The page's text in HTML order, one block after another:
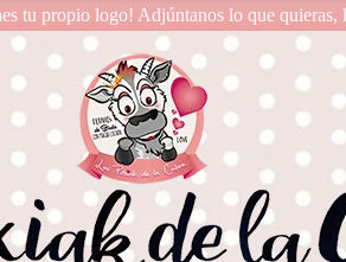
tu propio logo! Adjúntanos lo que